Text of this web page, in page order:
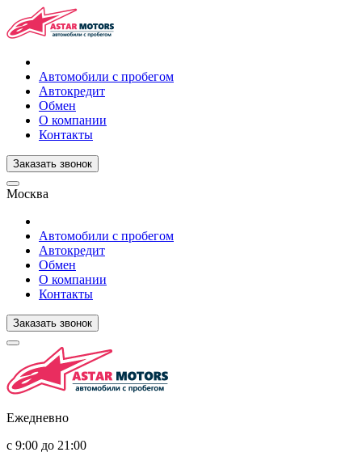
Автомобили с пробегом
Автокредит
Обмен
О компании
Контакты
Заказать звонок
Москва
Автомобили с пробегом
Автокредит
Обмен
О компании
Контакты
Заказать звонок
Ежедневно
с 9:00 до 21:00